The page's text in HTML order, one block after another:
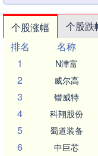
个股涨幅 个股跌
排名
名称
1
N津富
2 威尔高
3 锴威特
4 科翔股份
5 蜀道装备
6 中巨芯